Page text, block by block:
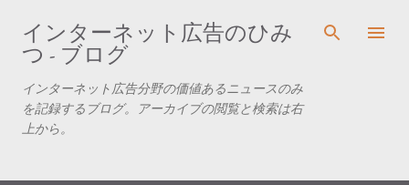
スキップしてメイン コンテンツに移動
インターネット広告のひみ
つ - ブログ
インターネット広告分野の価値あるニュースのみ
を記録するブログ。アーカイブの閲覧と検索は右
上から。